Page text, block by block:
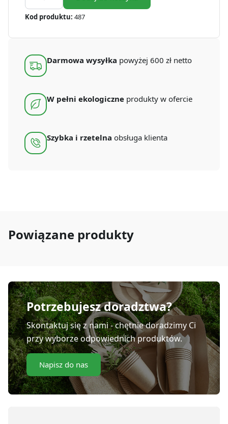
BIO
DOYPACK
transparent
ml
szt.)
Kod produktu: 487
Darmowa wysyłka powyżej 600 zł netto
W pełni ekologiczne produkty w ofercie
Szybka i rzetelna obsługa klienta
Powiązane produkty
Potrzebujesz doradztwa?
Skontaktuj się z nami - chętnie doradzimy Ci
przy wyborze odpowiednich produktów.
Napisz do nas